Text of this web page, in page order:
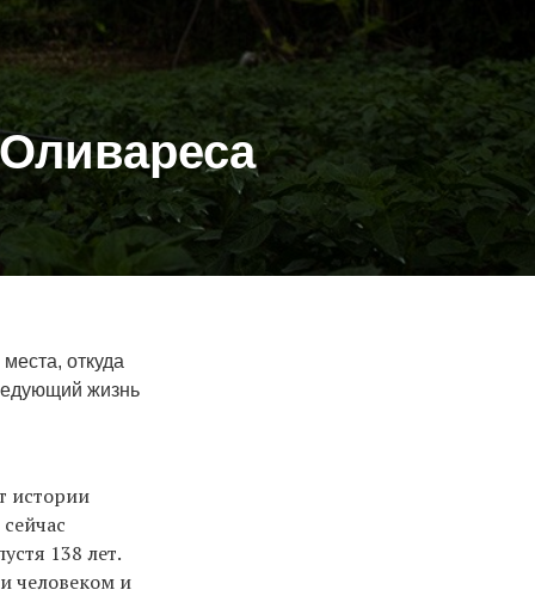
откуда
жизнь
истории
138 лет.
человеком и